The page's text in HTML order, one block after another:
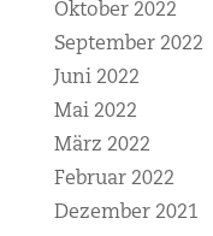
Oktober 2022
September 2022
Juni 2022
Mai 2022
März 2022
Februar 2022
Dezember 2021